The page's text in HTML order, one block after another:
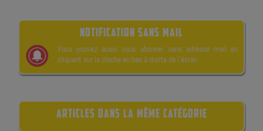
NOTIFICATION SANS MAIL
Vous pouvez aussi vous abonner sans adresse mail en
cliquant sur la cloche en bas à droite de l’écran.
ARTICLES DANS LA MÊME CATÉGORIE